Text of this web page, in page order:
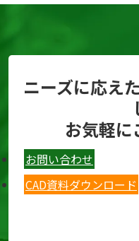
ニーズに応え
お気軽
お問い合わせ
CAD資料ダウンロード